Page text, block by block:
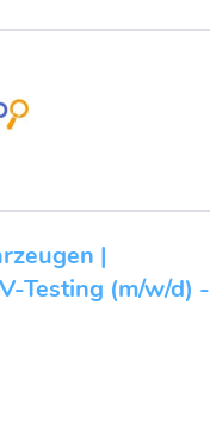
|
Testing (m/w/d) -